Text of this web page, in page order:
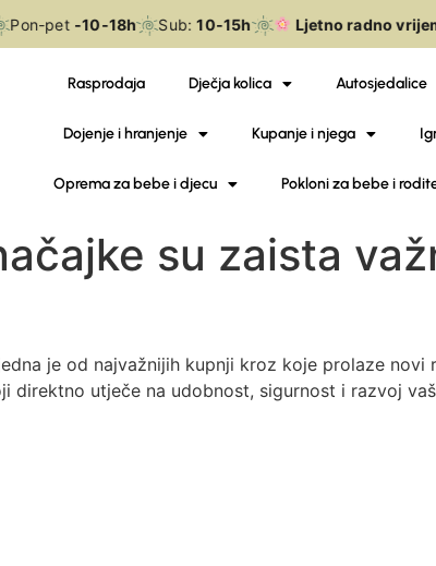
pet-10-18h Sub:10-15h Ljetno radno vrijemeu
Rasprodaja Dječja kolica Autosjedalice
Dojenje i hranjenje Kupanje i njega
Oprema za bebe i djecu Pokloni za bebe i
su zaista
je od najvažnijih kupnji kroz koje prolaze novi
direktno utječe na udobnost, sigurnost i razvoj